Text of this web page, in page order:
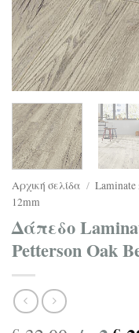
Αρχική σελίδα /
12mm
Δάπεδο
Petterson Oak